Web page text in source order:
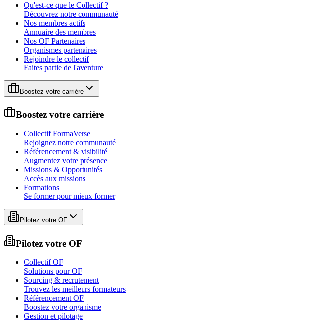
Qu'est-ce que le Collectif ?
Découvrez notre communauté
Nos membres actifs
Annuaire des membres
Nos OF Partenaires
Organismes partenaires
Rejoindre le collectif
Faites partie de l'aventure
Boostez votre carrière
Boostez votre carrière
Collectif FormaVerse
Rejoignez notre communauté
Référencement & visibilité
Augmentez votre présence
Missions & Opportunités
Accès aux missions
Formations
Se former pour mieux former
Pilotez votre OF
Pilotez votre OF
Collectif OF
Solutions pour OF
Sourcing & recrutement
Trouvez les meilleurs formateurs
Référencement OF
Boostez votre organisme
Gestion et pilotage